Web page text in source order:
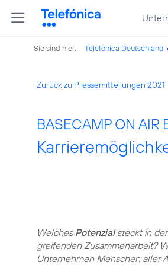
Sie sind hier: Telefónica Deutschland
Zurück zu Pressemitteilungen 2021
BASECAMP ON
Welches Potenzialsteckt in
greifenden Zusammenarbeit?
Unternehmen Menschen aller